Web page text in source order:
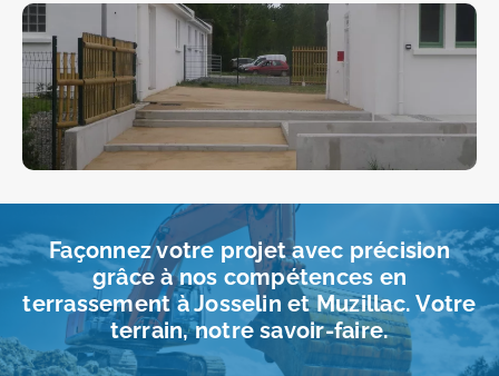
Façonnez votre projet avec précision
grâce à nos compétences en
terrassement à Josselin et Muzillac. Votre
terrain, notre savoir-faire.